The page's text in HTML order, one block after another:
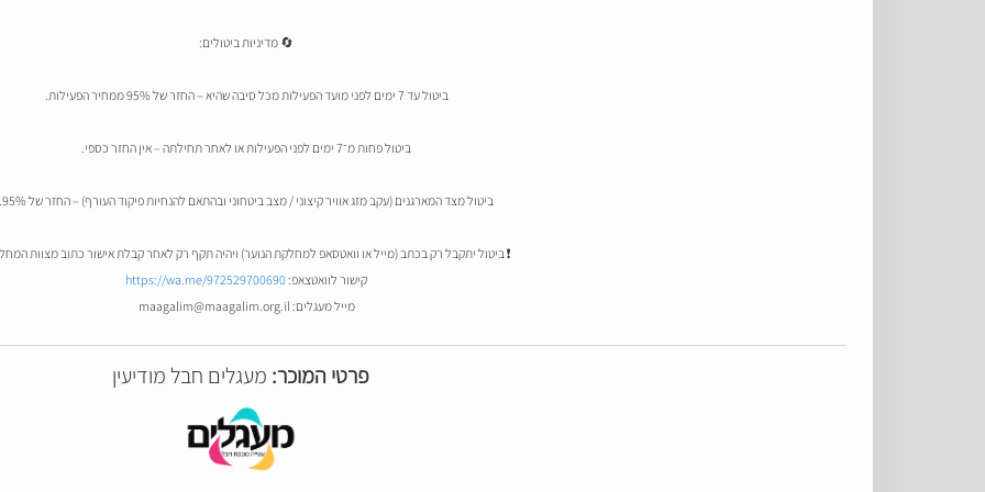
🔄 מדיניות ביטולים:
ביטול עד 7 ימים לפני מועד הפעילות מכל סיבה שהיא – החזר של 95% ממחיר הפעילות.
ביטול פחות מ־7 ימים לפני הפעילות או לאחר תחילתה – אין החזר כספי.
ביטול מצד המארגנים (עקב מזג אוויר קיצוני / מצב ביטחוני ובהתאם להנחיות פיקוד העורף) – החזר של 95%.
❗ ביטול יתקבל רק בכתב (מייל או וואטסאפ למחלקת הנוער) ויהיה תקף רק לאחר קבלת אישור כתוב מצוות
קישור לוואטצאפ: https://wa.me/972529700690
מייל מעגלים: maagalim@maagalim.org.il
פרטי המוכר: מעגלים חבל מודיעין